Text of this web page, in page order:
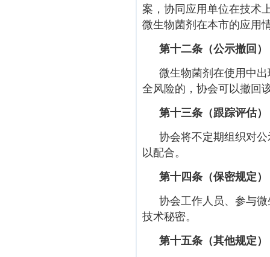
案，协同应用单位在技术
微生物菌剂在本市的应用
第十二条（公示撤回）
微生物菌剂在使用中
全风险的，协会可以撤回
第十三条（跟踪评估）
协会将不定期组织对
以配合。
第十四条（保密规定）
协会工作人员、参与
技术秘密。
第十五条（其他规定）